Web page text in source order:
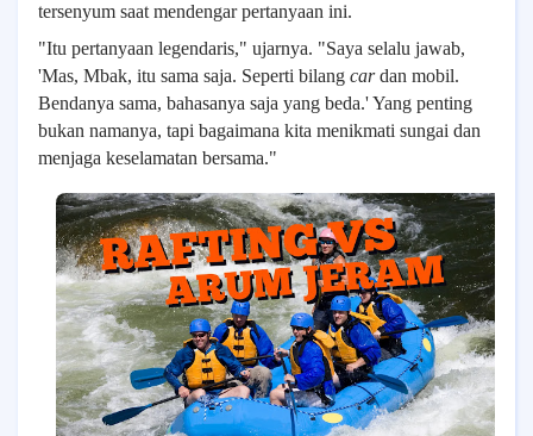
tersenyum saat mendengar pertanyaan ini.
"Itu pertanyaan legendaris," ujarnya. "Saya selalu jawab,
'Mas, Mbak, itu sama saja. Seperti bilang cardan mobil.
Bendanya sama, bahasanya saja yang beda.' Yang penting
bukan namanya, tapi bagaimana kita menikmati sungai dan
menjaga keselamatan bersama."